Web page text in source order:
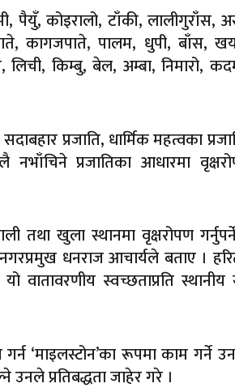
पैयुँ, कोइरालो, टाँकी, लालीगुराँस,
कागजपाते, पालम, धुपी, बाँस,
किम्बु, बेल, अम्बा, निमारो,
प्रजाति, धार्मिक महत्वका
नभाँचिने प्रजातिका आधारमा
तथा खुला स्थानमा वृक्षरोपण
धनराज आचार्यले बताए ।
वातावरणीय स्वच्छताप्रति
‘माइलस्टोन’का रूपमा काम गर्ने
प्रतिबद्धता जाहेर गरे ।